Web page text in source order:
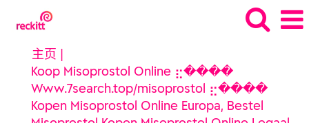
主页 |
Koop Misoprostol Online ⣖����
Www.7search.top/misoprostol ⣖����
Kopen Misoprostol Online Europa, Bestel